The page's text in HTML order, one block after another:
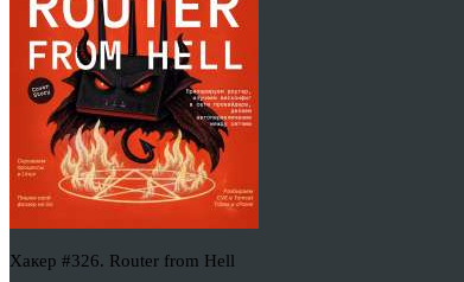
Хакер #326. Router from Hell